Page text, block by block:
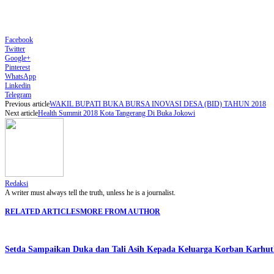
Facebook
Twitter
Google+
Pinterest
WhatsApp
Linkedin
Telegram
Previous articleWAKIL BUPATI BUKA BURSA INOVASI DESA (BID) TAHUN 2018
Next articleHealth Summit 2018 Kota Tangerang Di Buka Jokowi
Redaksi
A writer must always tell the truth, unless he is a journalist.
RELATED ARTICLESMORE FROM AUTHOR
Setda Sampaikan Duka dan Tali Asih Kepada Keluarga Korban